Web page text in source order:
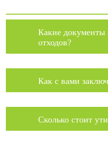
Какие документы
отходов?
Как с вами
Сколько стоит